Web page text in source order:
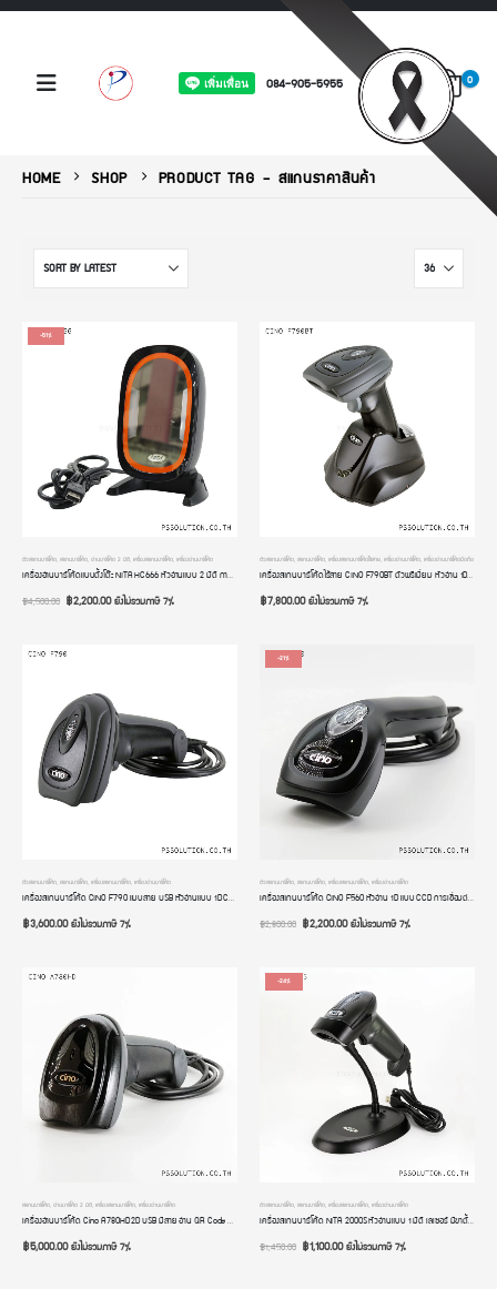
084-905-5955 0
HOME SHOP PRODUCT TAG -สแกนราคาสินค้า
-51%
ตัวสแกนบาร์โค้ด สแกนบาร์โค้ด อ่านบาร์โค้ด 2 มิติ เครื่องสแกนบาร์โค้ด เครื่องอ่านบาร์โค้ด
เครื่องอ่านบาร์โค้ดแบบตั้งโต๊ะ NITA HC666 หัวอ่านแบบ 2 มิติ การเชื่อมต่อแบบ USB อ่านเร็วมาก ระบบอัตโนมัติ ประกัน 2 ปี
฿4,500.00 ฿2,200.00ยังไม่รวมภาษี 7%
ตัวสแกนบาร์โค้ด สแกนบาร์โค้ด เครื่องสแกนบาร์โค้ดไร้สาย เครื่องอ่านบาร์โค้ด เครื่องอ่านบาร์โค้ดมือถือ
เครื่องสแกนบาร์โค้ดไร้สาย CINO F790BT ตัวพรีเมี่ยม หัวอ่าน 1D CCD USB มีฐานวาง มี Bluetooth รองรับทั้ง Computer และมือถือ iOS และ Android อ่านบาร์โค้ดเร็วที่สุด ทนทาน แข็งแรง เกรดโรงงานอุตสาหกรรม ประกัน 2 ปี
฿7,800.00ยังไม่รวมภาษี 7%
ตัวสแกนบาร์โค้ด สแกนบาร์โค้ด เครื่องสแกนบาร์โค้ด เครื่องอ่านบาร์โค้ด
เครื่องสแกนบาร์โค้ด CINO F790 แบบสาย USB หัวอ่านแบบ 1D CCD อ่านบาร์โค้ดเร็วที่สุด 500 Scan/S ทนทาน รับประกัน 2 ปี
฿3,600.00ยังไม่รวมภาษี 7%
-21%
ตัวสแกนบาร์โค้ด สแกนบาร์โค้ด เครื่องสแกนบาร์โค้ด เครื่องอ่านบาร์โค้ด
เครื่องสแกนบาร์โค้ด CINO F560 หัวอ่าน 1D แบบ CCD การเชื่อมต่อแบบสาย USB อ่านหน้าจอได้ อ่านบาร์โค้ดถลอก ซีดจางได้ ปุ่มกดอยู่ด้านบน รับประกัน 2 ปี
฿2,800.00 ฿2,200.00ยังไม่รวมภาษี 7%
สแกนบาร์โค้ด อ่านบาร์โค้ด 2 มิติ เครื่องสแกนบาร์โค้ด เครื่องอ่านบาร์โค้ด
เครื่องอ่านบาร์โค้ด Cino A780HD 2D USB มีสาย อ่าน QR Code ภาษาไทยได้ มีโหมดสลับภาษา หัวอ่านความละเอียดสูง มีจุดเล็งยิง Barcode Scanner รับประกัน 2 ปี
฿5,000.00ยังไม่รวมภาษี 7%
-24%
ตัวสแกนบาร์โค้ด สแกนบาร์โค้ด เครื่องสแกนบาร์โค้ด เครื่องอ่านบาร์โค้ด
เครื่องสแกนบาร์โค้ด NITA 2000S หัวอ่านแบบ 1 มิติ เลเซอร์ มีขาตั้ง มีโหมด Auto Scan การเชื่อมต่อแบบสาย USB รับประกัน 2 ปี
฿1,450.00 ฿1,100.00ยังไม่รวมภาษี 7%